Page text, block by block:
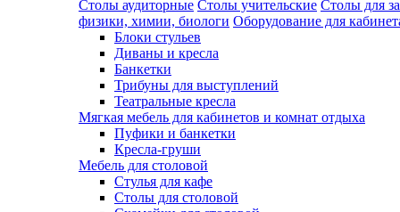
Столы аудиторные Столы учительские Столы для
физики, химии, биологи Оборудование для
Блоки стульев
Диваны и кресла
Банкетки
Трибуны для выступлений
Театральные кресла
Мягкая мебель для кабинетов и комнат отдыха
Пуфики и банкетки
Кресла-груши
Мебель для столовой
Cтулья для кафе
Cтолы для столовой